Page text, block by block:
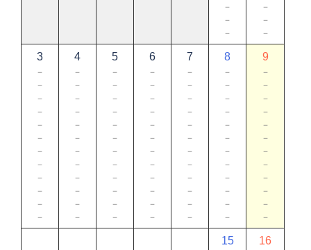
－
－
－
－
－
－
3
－
－
－
－
－
－
－
－
－
－
－
－
4
－
－
－
－
－
－
－
－
－
－
－
－
5
－
－
－
－
－
－
－
－
－
－
－
－
6
－
－
－
－
－
－
－
－
－
－
－
－
7
－
－
－
－
－
－
－
－
－
－
－
－
8
－
－
－
－
－
－
－
－
－
－
－
－
9
－
－
－
－
－
－
－
－
－
－
－
－
15 16